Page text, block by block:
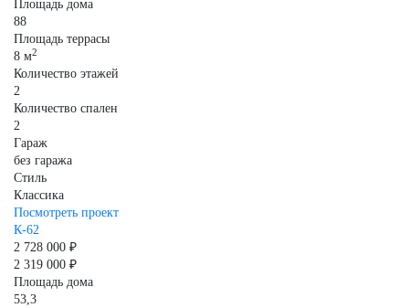
Площадь дома
88
Площадь террасы
8 м2
Количество этажей
2
Количество спален
2
Гараж
без гаража
Стиль
Классика
Посмотреть проект
К-62
2 728 000 ₽
2 319 000 ₽
Площадь дома
53,3